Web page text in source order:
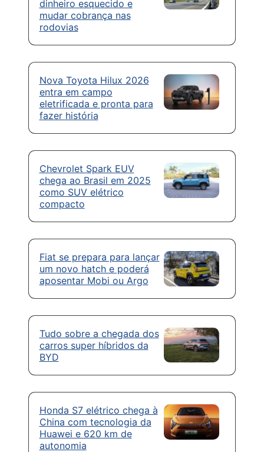
dinheiro esquecido e
mudar cobrança nas
rodovias
Nova Toyota Hilux 2026
entra em campo
eletrificada e pronta para
fazer história
Chevrolet Spark EUV
chega ao Brasil em 2025
como SUV elétrico
compacto
Fiat se prepara para lançar
um novo hatch e poderá
aposentar Mobi ou Argo
Tudo sobre a chegada dos
carros super híbridos da
BYD
Honda S7 elétrico chega à
China com tecnologia da
Huawei e 620 km de
autonomia